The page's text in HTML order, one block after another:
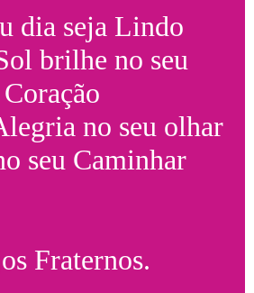
dia seja Lindo
brilhe no seu
Coração
no seu olhar
seu Caminhar
Fraternos.